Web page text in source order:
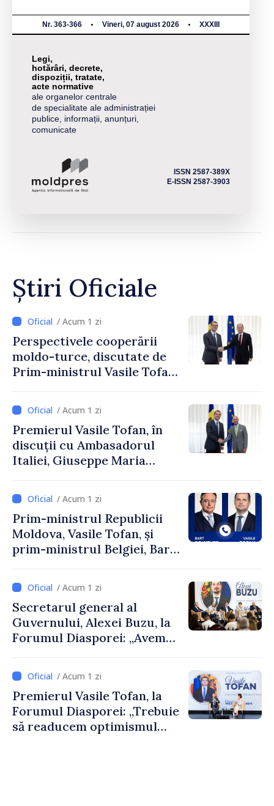
Nr. 363-366 Vineri, 07 august 2026 XXXIII
Legi,
hotărâri, decrete,
dispoziții, tratate,
acte normative
ale organelor centrale
de specialitate ale administrației
publice, informații, anunțuri,
comunicate
ISSN 2587-389X
E-ISSN 2587-3903
Știri Oficiale
/ Acum 1 zi
Perspectivele cooperării
moldo-turce, discutate de
Prim-ministrul Vasile Tofan
Uygar Mustafa Sertel
/ Acum 1 zi
Premierul Vasile Tofan, în
discuții cu Ambasadorul
Italiei, Giuseppe Maria
/ Acum 1 zi
Prim-ministrul Republicii
Moldova, Vasile Tofan, și
prim-ministrul Belgiei, Bart
despre parcursul european
al Republicii Moldova.
/ Acum 1 zi
Secretarul general al
Guvernului, Alexei Buzu, la
Forumul Diasporei: „Avem
dumneavoastră pentru a
construi comunități mai
puternice”
/ Acum 1 zi
Premierul Vasile Tofan, la
Forumul Diasporei: „Trebuie
să readucem optimismul